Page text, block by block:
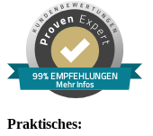
99% EMPFEHLUNGEN
Mehr Infos
Praktisches: